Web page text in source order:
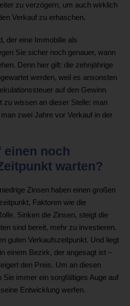
zu verzögern, um auch wirklich
Verkauf zu erhaschen.
der eine Immobilie als
Sie sicher noch genauer, wann
Denn hier gilt: die zehnjährige
werden, weil es ansonsten
auf den Gewinn
zu wissen an dieser Stelle: man
zwei Jahre vor Verkauf in der
einen noch
warten?
Zinsen haben einen großen
Faktoren wie die
Sinken die Zinsen, steigt die
sind bereit, mehr zu investieren.
guten Verkaufszeitpunkt. Und liegt
einem Bezirk, der angesagt ist –
den Preis. Um an diesen
Sie immer ein sorgfältiges Auge auf
Entwicklung werfen.